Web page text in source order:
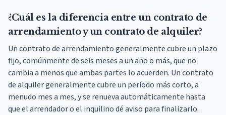
¿Cuál es la diferencia entre un contrato de
arrendamiento y un contrato de alquiler?
Un contrato de arrendamiento generalmente cubre un plazo
fijo, comúnmente de seis meses a un año o más, que no
cambia a menos que ambas partes lo acuerden. Un contrato
de alquiler generalmente cubre un período más corto, a
menudo mes a mes, y se renueva automáticamente hasta
que el arrendador o el inquilino dé aviso para finalizarlo.